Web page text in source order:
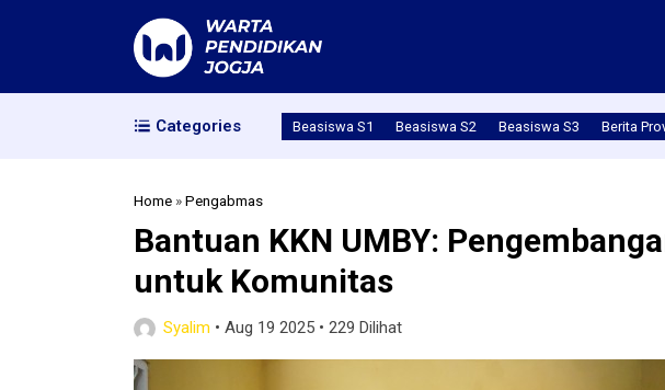
Categories Beasiswa S1 Beasiswa S2 Beasiswa S3 Berita
Home »Pengabmas
Bantuan KKN UMBY:
untuk Komunitas
Syalim • Aug 19 2025 • 229 Dilihat